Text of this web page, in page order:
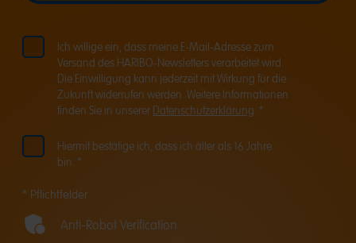
Ich willige ein, dass meine E-Mail-Adresse zum
Versand des HARIBO-Newsletters verarbeitet wird.
Die Einwilligung kann jederzeit mit Wirkung für die
Zukunft widerrufen werden. Weitere Informationen
finden Sie in unserer Datenschutzerklärung. *
Hiermit bestätige ich, dass ich älter als 16 Jahre
bin. *
* Pflichtfelder
Anti-Robot Verification